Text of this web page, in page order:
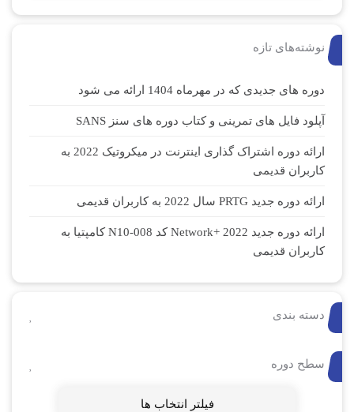
نوشته‌های تازه
دوره های جدیدی که در مهرماه 1404 ارائه می شود
آپلود فایل های تمرینی و کتاب دوره های سنز SANS
ارائه دوره اشتراک گذاری اینترنت در میکروتیک 2022 به
کاربران قدیمی
ارائه دوره جدید PRTG سال 2022 به کاربران قدیمی
ارائه دوره جدید Network+ 2022 کد N10-008 کامپتیا به
کاربران قدیمی
دسته بندی
سطح دوره
فیلتر انتخاب ها